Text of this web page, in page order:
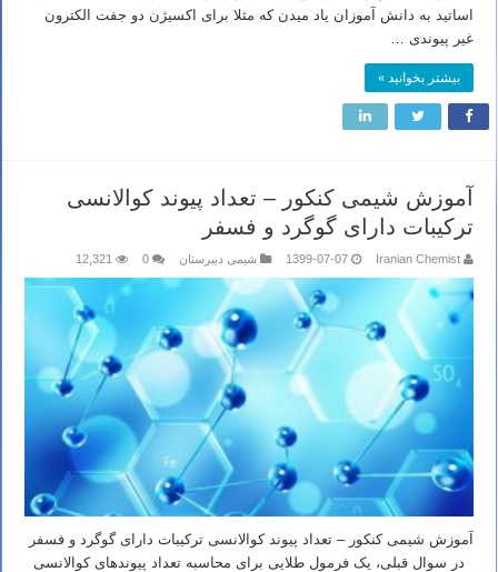
اساتید به دانش آموزان یاد میدن که مثلا برای اکسیژن دو جفت الکترون
غیر پیوندی …
بیشتر بخوانید »
آموزش شیمی کنکور – تعداد پیوند کوالانسی
ترکیبات دارای گوگرد و فسفر
Iranian Chemist
1399-07-07 شیمی دبیرستان 0
12,321
آموزش شیمی کنکور – تعداد پیوند کوالانسی ترکیبات دارای گوگرد و فسفر
در سوال قبلی، یک فرمول طلایی برای محاسبه تعداد پیوندهای کوالانسی